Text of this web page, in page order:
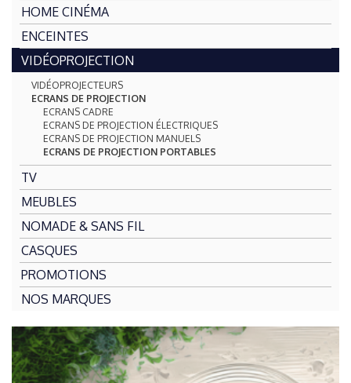
HOME CINÉMA
ENCEINTES
VIDÉOPROJECTION
VIDÉOPROJECTEURS
ECRANS DE PROJECTION
ECRANS CADRE
ECRANS DE PROJECTION ÉLECTRIQUES
ECRANS DE PROJECTION MANUELS
ECRANS DE PROJECTION PORTABLES
TV
MEUBLES
NOMADE & SANS FIL
CASQUES
PROMOTIONS
NOS MARQUES